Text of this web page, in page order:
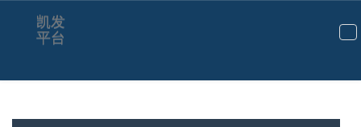
切
航
凯发
平台